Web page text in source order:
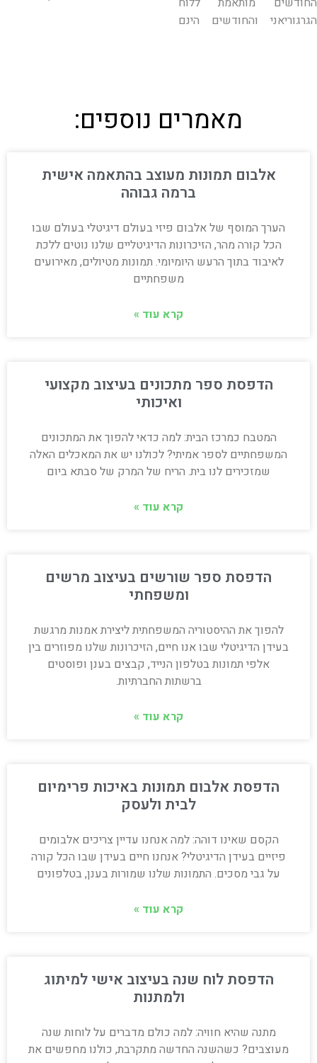
הגרגוריאני והחודשים הינם
מאמרים נוספים:
אלבום תמונות מעוצב בהתאמה אישית
ברמה גבוהה
הערך המוסף של אלבום פיזי בעולם דיגיטלי בעולם שבו
הכל קורה מהר, הזיכרונות הדיגיטליים שלנו נוטים ללכת
לאיבוד בתוך הרעש היומיומי. תמונות מטיולים, מאירועים
משפחתיים
קרא עוד »
הדפסת ספר מתכונים בעיצוב מקצועי
ואיכותי
המטבח כמרכז הבית: למה כדאי להפוך את המתכונים
המשפחתיים לספר אמיתי? לכולנו יש את המאכלים האלה
שמזכירים לנו בית. הריח של המרק של סבתא ביום
קרא עוד »
הדפסת ספר שורשים בעיצוב מרשים
ומשפחתי
להפוך את ההיסטוריה המשפחתית ליצירת אמנות מרגשת
בעידן הדיגיטלי שבו אנו חיים, הזיכרונות שלנו מפוזרים בין
אלפי תמונות בטלפון הנייד, קבצים בענן ופוסטים
ברשתות החברתיות.
קרא עוד »
הדפסת אלבום תמונות באיכות פרימיום
לבית ולעסק
הקסם שאינו דוהה: למה אנחנו עדיין צריכים אלבומים
פיזיים בעידן הדיגיטלי? אנחנו חיים בעידן שבו הכל קורה
על גבי מסכים. התמונות שלנו שמורות בענן, בטלפונים
קרא עוד »
הדפסת לוח שנה בעיצוב אישי למיתוג
ולמתנות
מתנה שהיא חוויה: למה כולם מדברים על לוחות שנה
מעוצבים? כשהשנה החדשה מתקרבת, כולנו מחפשים את